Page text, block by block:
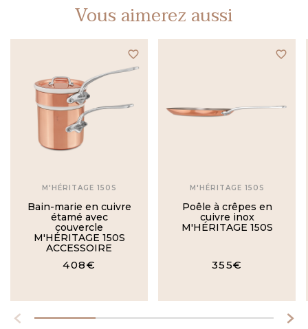
Vous aimerez aussi
favorite_border
M'HÉRITAGE 150S
Bain-marie en cuivre
étamé avec
couvercle
M'HÉRITAGE 150S
ACCESSOIRE
408€
favorite_border
M'HÉRITAGE 150S
Poêle à crêpes en
cuivre inox
M'HÉRITAGE 150S
355€